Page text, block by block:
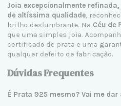
Joia excepcionalmente
de altíssima qualidade,
brilho deslumbrante. Na Céu de
que uma simples joia.
certificado de prata e uma
qualquer defeito de fabricação.
Dúvidas Frequentes
É Prata 925 mesmo? Vai me dar